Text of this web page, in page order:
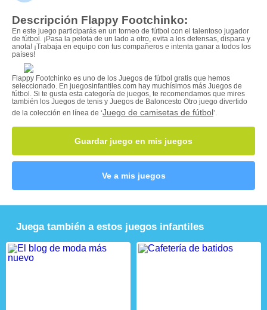
Descripción Flappy Footchinko:
En este juego participarás en un torneo de fútbol con el talentoso jugador
de fútbol. ¡Pasa la pelota de un lado a otro, evita a los defensas, dispara y
anota! ¡Trabaja en equipo con tus compañeros e intenta ganar a todos los
países!
Flappy Footchinko es uno de los Juegos de fútbol gratis que hemos
seleccionado. En juegosinfantiles.com hay muchísimos más Juegos de
fútbol. Si te gusta esta categoría de juegos, te recomendamos que mires
también los Juegos de tenis y Juegos de Baloncesto Otro juego divertido
de la colección en línea de ‘Juego de camisetas de fútbol’.
Guardar juego en mis juegos
Ve a mis juegos
Juega también a estos juegos infantiles